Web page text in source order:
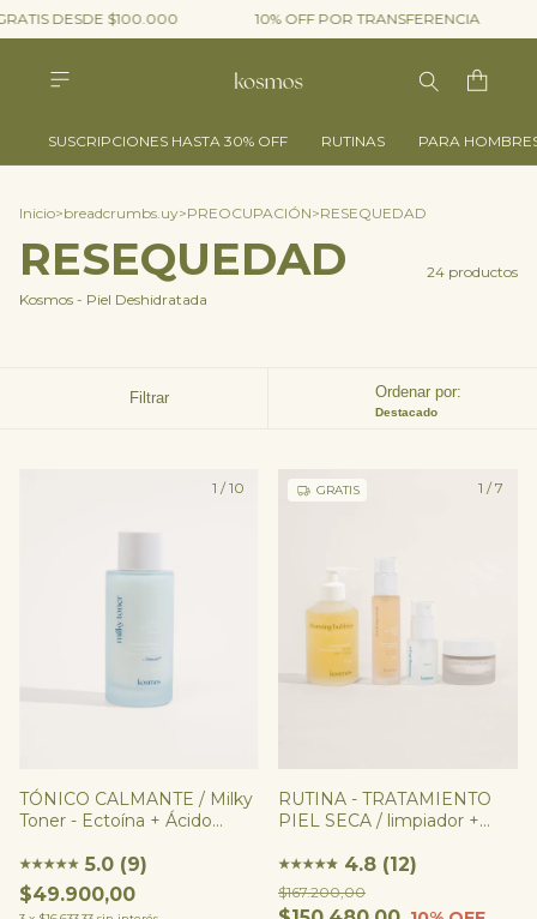
DESDE $100.000 10% OFF POR TRANSFERENCIA
SUSCRIPCIONES HASTA 30% OFF RUTINAS PARA
Inicio>breadcrumbs.uy>PREOCUPACIÓN>RESEQUEDAD
RESEQUEDAD
24 productos
Kosmos - Piel Deshidratada
Filtrar Ordenar por:
Destacado
1 /10
TÓNICO CALMANTE / Milky
Toner - Ectoína + Ácido
★★★★★ 5.0 (9)
$49.900,00
1 /7
GRATIS
RUTINA - TRATAMIENTO
PIEL SECA / limpiador +
hidratante
★★★★★
★ 4.8 (12)
$167.200,00